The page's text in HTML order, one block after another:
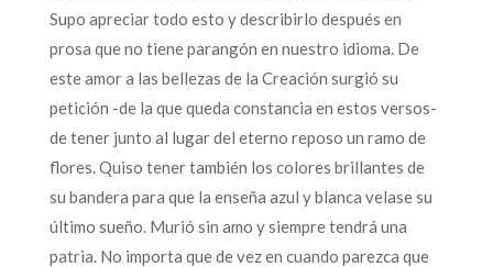
Supo apreciar todo esto y describirlo después en
prosa que no tiene parangón en nuestro idioma. De
este amor a las bellezas de la Creación surgió su
petición -de la que queda constancia en estos versos-
de tener junto al lugar del eterno reposo un ramo de
flores. Quiso tener también los colores brillantes de
su bandera para que la enseña azul y blanca velase su
último sueño. Murió sin amo y siempre tendrá una
patria. No importa que de vez en cuando parezca que